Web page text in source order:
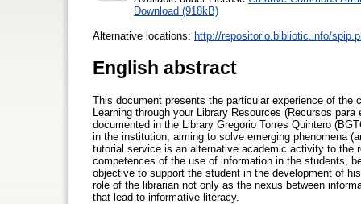
Download (918kB)
Alternative locations: http://repositorio.bibliotic.info/
English abstract
This document presents the particular experience of
Learning through your Library Resources (Recursos
documented in the Library Gregorio Torres Quintero
in the institution, aiming to solve emerging phenomena
tutorial service is an alternative academic activity to the
competences of the use of information in the students,
objective to support the student in the development of
role of the librarian not only as the nexus between
that lead to informative literacy.